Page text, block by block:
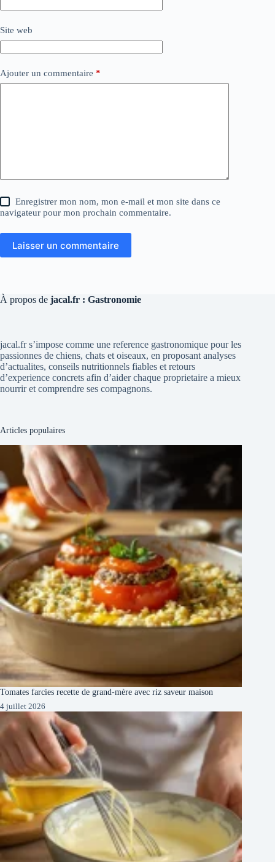
Site web
Ajouter un commentaire *
Enregistrer mon nom, mon e-mail et mon site dans ce
navigateur pour mon prochain commentaire.
Laisser un commentaire
À propos de jacal.fr : Gastronomie
jacal.fr s’impose comme une reference gastronomique pour les
passionnes de chiens, chats et oiseaux, en proposant analyses
d’actualites, conseils nutritionnels fiables et retours
d’experience concrets afin d’aider chaque proprietaire a mieux
nourrir et comprendre ses compagnons.
Articles populaires
Tomates farcies recette de grand-mère avec riz saveur maison
4 juillet 2026